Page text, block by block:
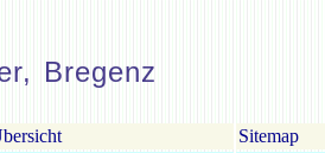
Bregenz
Sitemap